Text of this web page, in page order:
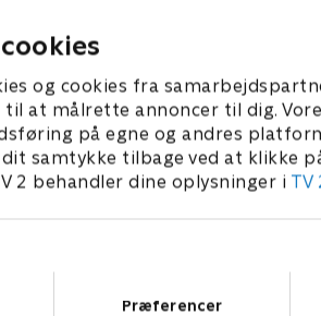
og cookies fra
til at målrette annoncer til dig.
på egne og andres
samtykke tilbage ved at klikke
2 behandler dine oplysninger i
Præferencer